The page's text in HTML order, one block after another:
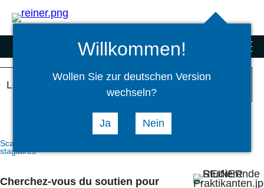
Rechercher
select
language
menu
REINER® groupe d'entreprises
Les étudiants et les stagiaires
Acquérir maintenant de l'expérience pratique
Scanners et produits spéciaux
stagiaires
Cherchez-vous du soutien pour
Willkommen!
Wollen Sie zur deutschen Version
wechseln?
Ja Nein